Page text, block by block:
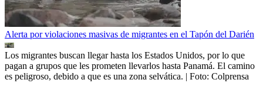
Alerta por violaciones masivas de migrantes en el Tapón del Darién
Los migrantes buscan llegar hasta los Estados Unidos, por lo que
pagan a grupos que les prometen llevarlos hasta Panamá. El camino
es peligroso, debido a que es una zona selvática. | Foto: Colprensa